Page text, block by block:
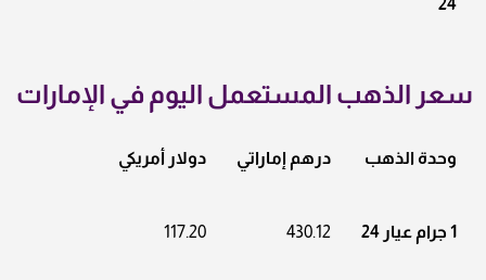
سعر الذهب المستعمل اليوم في الإمارات
وحدة الذهب درهم إماراتي دولار أمريكي
1 جرام عيار 24 430.12
117.20